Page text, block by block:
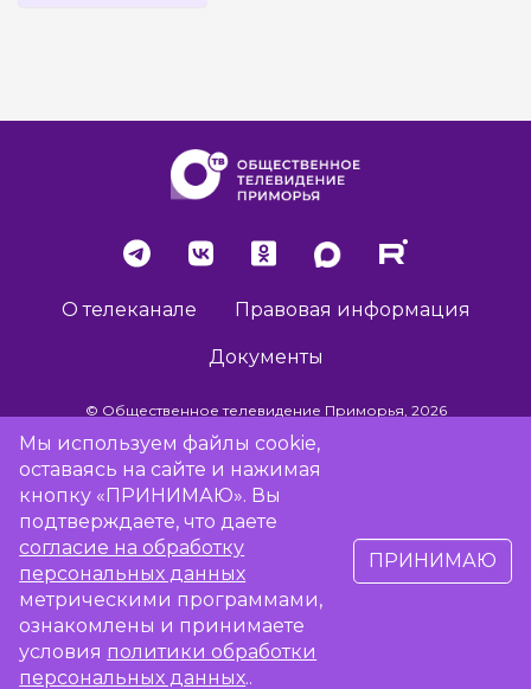
О телеканале Правовая информация
Документы
© Общественное телевидение Приморья, 2026
Разработка сайта -
Сообщить об отсутствии вещания
Мы используем файлы cookie,
оставаясь на сайте и нажимая
кнопку «ПРИНИМАЮ». Вы
подтверждаете, что даете
согласие на обработку
персональных данных
метрическими программами,
ознакомлены и принимаете
условия политики обработки
персональных данных..
ПРИНИМАЮ